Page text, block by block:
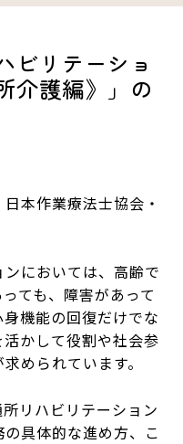
ビリテーショ
介護編》」の
本作業療法士協会・
ンにおいては、高齢で
ても、障害があって
機能の回復だけでな
かして役割や社会参
められています。
リハビリテーション
具体的な進め方、こ